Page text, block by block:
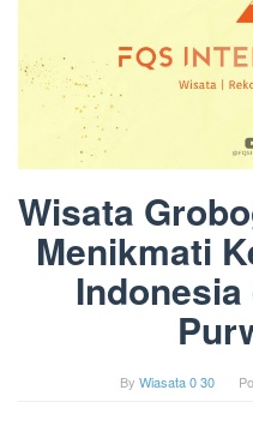
Wisata
Menikmati
By Wiasata 0 30